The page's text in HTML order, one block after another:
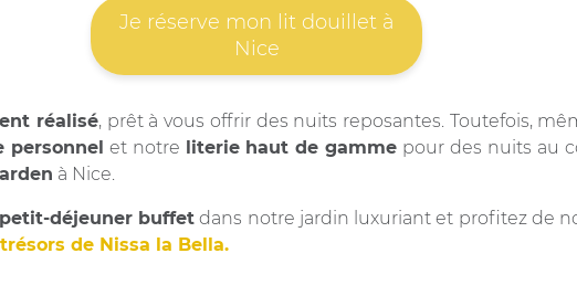
Je réserve mon lit douillet à
Nice
réalisé, prêt à vous offrir des nuits reposantes. Toutefois,
personnel et notre literie haut de gamme pour des nuits au
à Nice.
petit-déjeuner buffetdans notre jardin luxuriant et profitez de
de Nissa la Bella.